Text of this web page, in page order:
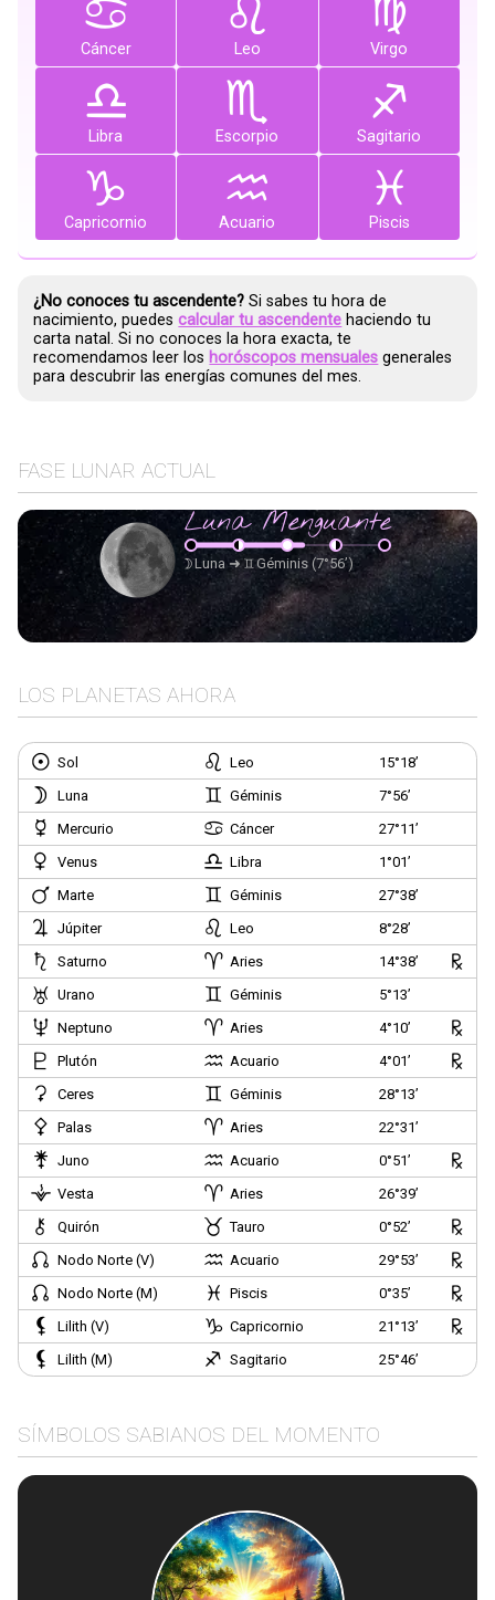
Cáncer Leo Virgo
Libra Escorpio Sagitario
Capricornio Acuario Piscis
¿No conoces tu ascendente? Si sabes tu hora de
nacimiento, puedescalcular tu ascendente haciendo tu
carta natal. Si no conoces la hora exacta, te
recomendamos leer los horóscopos mensuales generales
para descubrir las energías comunes del mes.
FASE LUNAR ACTUAL
Luna Menguante
Luna➜ Géminis (7°56’)
LOS PLANETAS AHORA
Sol Leo
15°18’
Luna
Géminis
7°56’
Mercurio
Cáncer
27°11’
Venus
Libra
1°01’
Marte
Géminis
27°38’
Júpiter
Leo
8°28’
Saturno
Aries
14°38’
Urano
Géminis
5°13’
Neptuno
Aries
4°10’
Plutón
Acuario
4°01’
Ceres
Géminis
28°13’
Palas
Aries
22°31’
Juno
Acuario
0°51’
Vesta
Aries
26°39’
Quirón
Tauro
0°52’
Nodo Norte (V)
Acuario
29°53’
Nodo Norte (M)
Piscis
0°35’
Lilith (V)
Capricornio
21°13’
Lilith (M)
Sagitario 25°46’
SÍMBOLOS SABIANOS DEL MOMENTO